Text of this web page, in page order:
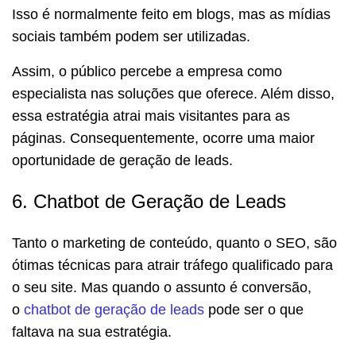
Isso é normalmente feito em blogs, mas as mídias
sociais também podem ser utilizadas.
Assim, o público percebe a empresa como
especialista nas soluções que oferece. Além disso,
essa estratégia atrai mais visitantes para as
páginas. Consequentemente, ocorre uma maior
oportunidade de geração de leads.
6. Chatbot de Geração de Leads
Tanto o marketing de conteúdo, quanto o SEO, são
ótimas técnicas para atrair tráfego qualificado para
o seu site. Mas quando o assunto é conversão,
o chatbot de geração de leads pode ser o que
faltava na sua estratégia.